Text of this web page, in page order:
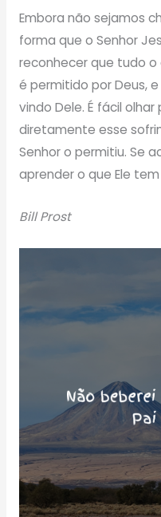
Embora não sejamos
forma que o Senhor
reconhecer que tudo
é permitido por Deus,
vindo Dele. É fácil
diretamente esse
Senhor o permitiu. Se
aprender o que Ele
Bill Prost